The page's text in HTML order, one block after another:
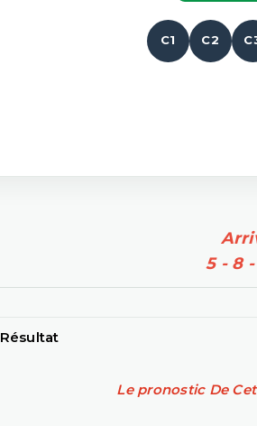
C1 C2
5 - 8 -
Résultat
Le pronostic De